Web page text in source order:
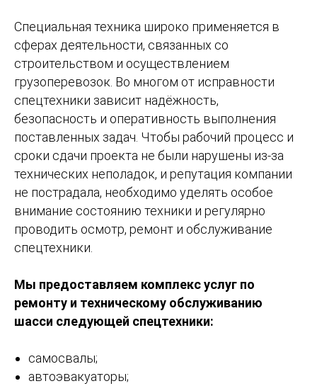
Специальная техника широко применяется в
сферах деятельности, связанных со
строительством и осуществлением
грузоперевозок. Во многом от исправности
спецтехники зависит надёжность,
безопасность и оперативность выполнения
поставленных задач. Чтобы рабочий процесс и
сроки сдачи проекта не были нарушены из-за
технических неполадок, и репутация компании
не пострадала, необходимо уделять особое
внимание состоянию техники и регулярно
проводить осмотр, ремонт и обслуживание
спецтехники.
Мы предоставляем комплекс услуг по
ремонту и техническому обслуживанию
шасси следующей спецтехники:
самосвалы;
автоэвакуаторы;